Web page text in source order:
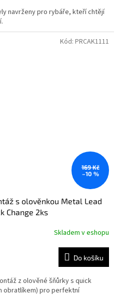
navrženy pro rybáře, kteří chtějí
169 Kč
–10 %
s olověnkou Metal Lead
Change 2ks
Skladem v eshopu
Do košíku
z olověné šňůrky s quick
obratlíkem) pro perfektní
Kód: PRCAK1111